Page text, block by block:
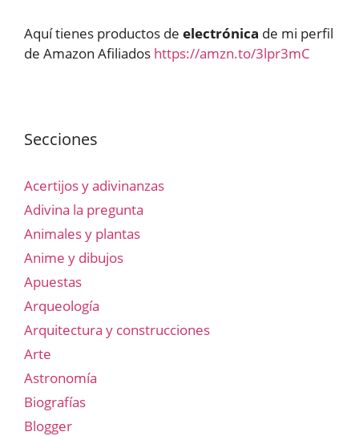
Aquí tienes productos de electrónica de mi perfil
de Amazon Afiliados https://amzn.to/3lpr3mC
Secciones
Acertijos y adivinanzas
Adivina la pregunta
Animales y plantas
Anime y dibujos
Apuestas
Arqueología
Arquitectura y construcciones
Arte
Astronomía
Biografías
Blogger